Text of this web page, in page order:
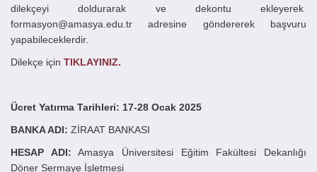
dilekçeyi doldurarak ve dekontu ekleyerek
formasyon@amasya.edu.tr adresine göndererek başvuru
yapabileceklerdir.
Dilekçe için TIKLAYINIZ.
Ücret Yatırma Tarihleri: 17-28 Ocak 2025
BANKA ADI: ZİRAAT BANKASI
HESAP ADI: Amasya Üniversitesi Eğitim Fakültesi Dekanlığı
Döner Sermaye İşletmesi